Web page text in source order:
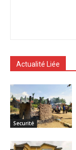
Actualité Liée
Securité